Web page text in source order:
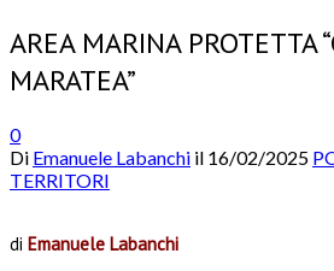
AREA MARINA PROTETTA
MARATEA”
0
Di Emanuele Labanchi il 16/02/2025
TERRITORI
di Emanuele Labanchi